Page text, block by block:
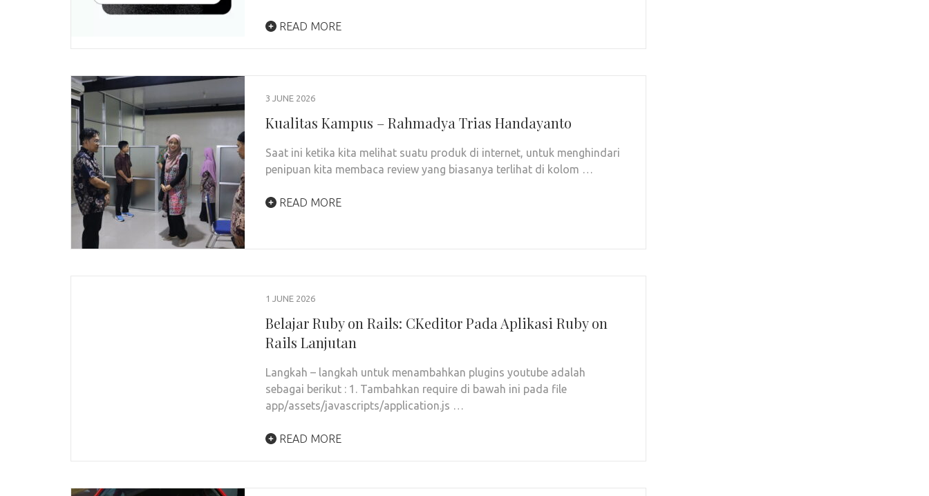
READ MORE
3 JUNE 2026
Kualitas Kampus – Rahmadya Trias Handayanto
Saat ini ketika kita melihat suatu produk di internet, untuk menghindari
penipuan kita membaca review yang biasanya terlihat di kolom …
READ MORE
1 JUNE 2026
Belajar Ruby on Rails: CKeditor Pada Aplikasi Ruby on
Rails Lanjutan
Langkah – langkah untuk menambahkan plugins youtube adalah
sebagai berikut : 1. Tambahkan require di bawah ini pada file
app/assets/javascripts/application.js …
READ MORE